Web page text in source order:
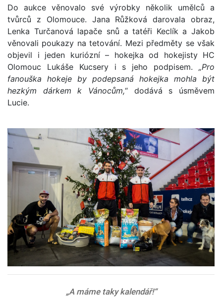
Do aukce věnovalo své výrobky několik umělců a
tvůrců z Olomouce. Jana Růžková darovala obraz,
Lenka Turčanová lapače snů a tatéři Keclík a Jakob
věnovali poukazy na tetování. Mezi předměty se však
objevil i jeden kuriózní – hokejka od hokejisty HC
Olomouc Lukáše Kucsery i s jeho podpisem. „Pro
fanouška hokeje by podepsaná hokejka mohla být
hezkým dárkem k Vánocům,“ dodává s úsměvem
Lucie.
„A máme taky kalendář!“